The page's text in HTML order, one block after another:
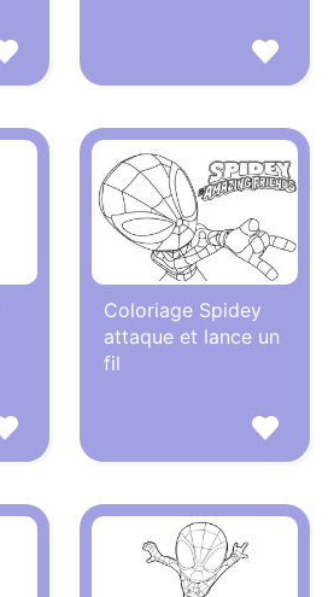
Coloriage Spidey
attaque et lance un
fil